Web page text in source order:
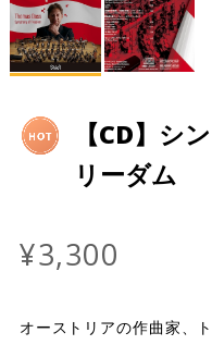
【CD】シ
リーダム
¥3,300
オーストリアの作曲家、